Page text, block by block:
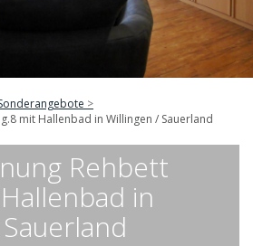
mit Hallenbad in Willingen / Sauerland
Rehbett
in